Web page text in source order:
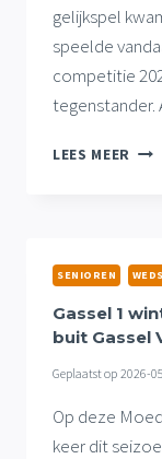
gelijkspel
speelde
competitie
LEES MEER
MET
SENIOREN
Gassel 1
buit Gassel
Geplaatst op 2026-
Op deze
keer dit